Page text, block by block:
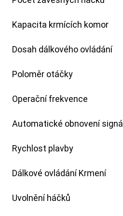
Kapacita krmících komor
Dosah dálkového ovládání
Poloměr otáčky
Operační frekvence
Automatické obnovení
Rychlost plavby
Dálkové ovládání Krmení
Uvolnění háčků